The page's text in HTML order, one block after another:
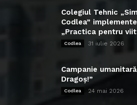
Colegiul Tehnic
Codlea”
„Practica pentru
Codlea 31 iulie 2026
Campanie
Dragoș!”
Codlea 24 mai 2026